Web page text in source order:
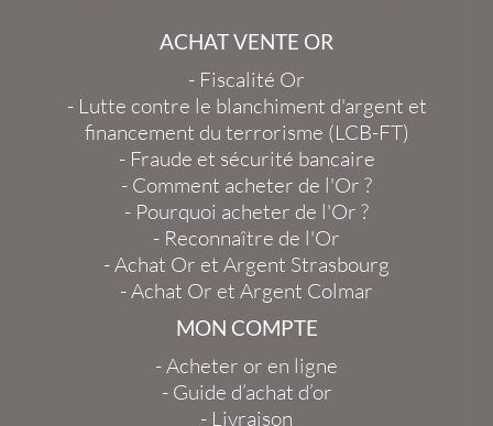
ACHAT VENTE OR
- Fiscalité Or
- Lutte contre le blanchiment d'argent et
financement du terrorisme (LCB-FT)
- Fraude et sécurité bancaire
- Comment acheter de l'Or ?
- Pourquoi acheter de l'Or ?
- Reconnaître de l'Or
-Achat Or et Argent Strasbourg
-Achat Or et Argent Colmar
MON COMPTE
-Acheter or en ligne
- Guide d’achat d’or
- Livraison